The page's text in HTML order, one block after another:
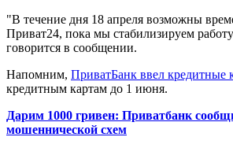
"В течение дня 18 апреля возможны
Приват24, пока мы стабилизируем
говорится в сообщении.
Напомним, ПриватБанк ввел кредитные
кредитным картам до 1 июня.
Дарим 1000 гривен: Приватбанк
мошеннической схем